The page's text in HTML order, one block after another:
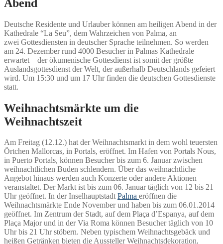
Abend
Deutsche Residente und Urlauber können am heiligen Abend in der
Kathedrale “La Seu”, dem Wahrzeichen von Palma, an
zwei Gottesdiensten in deutscher Sprache teilnehmen. So werden
am 24. Dezember rund 4000 Besucher in Palmas Kathedrale
erwartet – der ökumenische Gottesdienst ist somit der größte
Auslandsgottesdienst der Welt, der außerhalb Deutschlands gefeiert
wird. Um 15:30 und um 17 Uhr finden die deutschen Gottesdienste
statt.
Weihnachtsmärkte um die
Weihnachtszeit
Am Freitag (12.12.) hat der Weihnachtsmarkt in dem wohl teuersten
Örtchen Mallorcas, in Portals, eröffnet. Im Hafen von Portals Nous,
in Puerto Portals, können Besucher bis zum 6. Januar zwischen
weihnachtlichen Buden schlendern. Über das weihnachtliche
Angebot hinaus werden auch Konzerte oder andere Aktionen
veranstaltet. Der Markt ist bis zum 06. Januar täglich von 12 bis 21
Uhr geöffnet. In der InselhauptstadtPalma eröffnen die
Weihnachtsmärkte Ende November und haben bis zum 06.01.2014
geöffnet. Im Zentrum der Stadt, auf dem Plaça d’Espanya, auf dem
Plaça Major und in der Via Roma können Besucher täglich von 10
Uhr bis 21 Uhr stöbern. Neben typischem Weihnachtsgebäck und
heißen Getränken bieten die Aussteller Weihnachtsdekoration,